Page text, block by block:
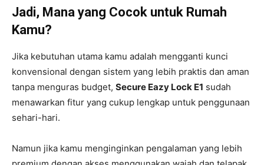
Jadi, Mana yang Cocok untuk Rumah
Kamu?
Jika kebutuhan utama kamu adalah mengganti kunci
konvensional dengan sistem yang lebih praktis dan aman
tanpa menguras budget, Secure Eazy Lock E1 sudah
menawarkan fitur yang cukup lengkap untuk penggunaan
sehari-hari.
Namun jika kamu menginginkan pengalaman yang lebih